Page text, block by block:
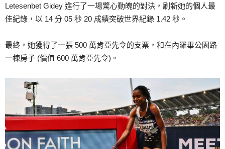
Letesenbet Gidey 進行了一場驚心動魄的對決，刷新她的個人最
佳紀錄，以 14 分 05 秒 20 成績突破世界紀錄 1.42 秒。
最終，她獲得了一張 500 萬肯亞先令的支票，和在內羅畢公園路
一棟房子 (價值 600 萬肯亞先令)。